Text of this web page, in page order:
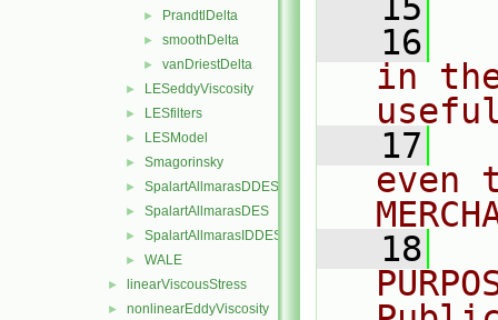
► PrandtlDelta
► smoothDelta
► vanDriestDelta
► LESeddyViscosity
► LESfilters
► LESModel
► Smagorinsky
► SpalartAllmarasDDES
► SpalartAllmarasDES
► SpalartAllmarasIDDES
► WALE
► linearViscousStress
► nonlinearEddyViscosity
   16
in
   17
even
   18